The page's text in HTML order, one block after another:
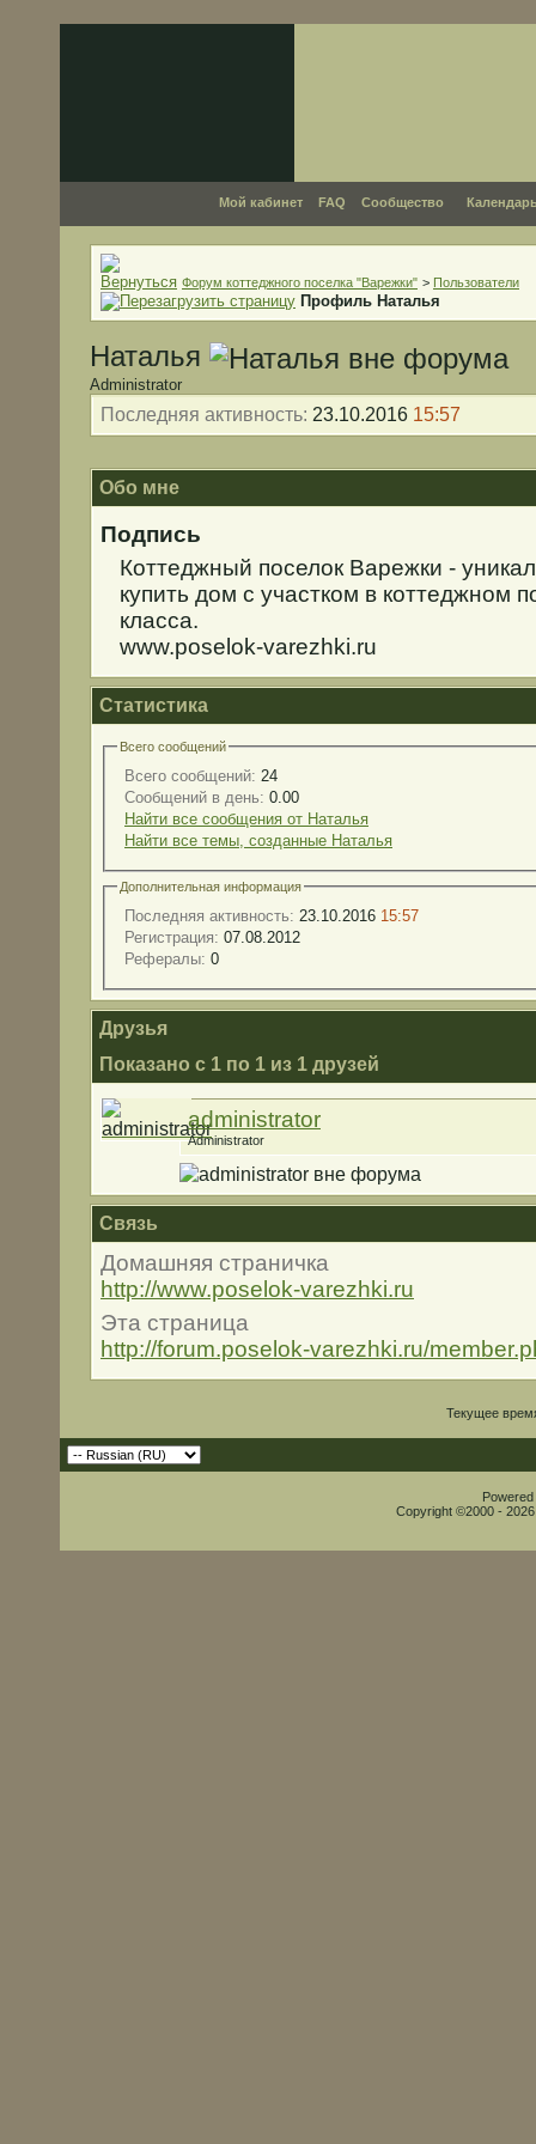
Мой кабинет FAQ Сообщество
Форум коттеджного поселка "Варежки" > Пользователи
Профиль Наталья
Наталья
Administrator
Последняя активность: 23.10.2016 15:57
Обо мне
Подпись
Коттеджный поселок Варежки -
купить дом с участком в коттеджном
класса.
www.poselok-varezhki.ru
Статистика
Всего сообщений
Всего сообщений: 24
Сообщений в день: 0.00
Найти все сообщения от Наталья
Найти все темы, созданные Наталья
Дополнительная информация
Последняя активность: 23.10.2016 15:57
Регистрация: 07.08.2012
Рефералы: 0
Друзья
Показано с 1 по 1 из 1 друзей
administrator
Administrator
Связь
Домашняя страничка
http://www.poselok-varezhki.ru
Эта страница
http://forum.poselok-varezhki.ru/
Текущее
Copyright ©2000 -